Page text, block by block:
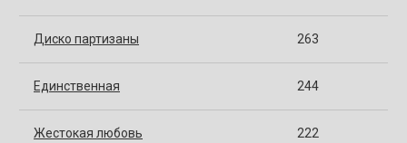
Диско партизаны 263
Единственная 244
Жестокая любовь 222